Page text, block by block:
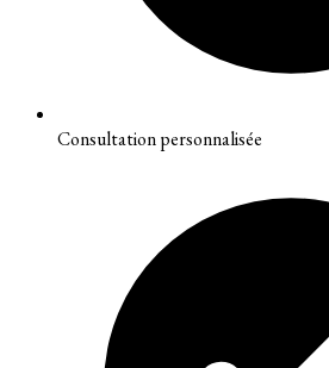
Consultation personnalisée